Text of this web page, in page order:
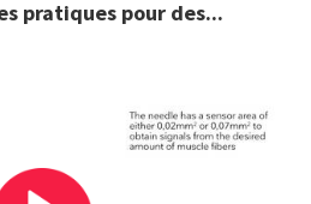
pratiques pour des...